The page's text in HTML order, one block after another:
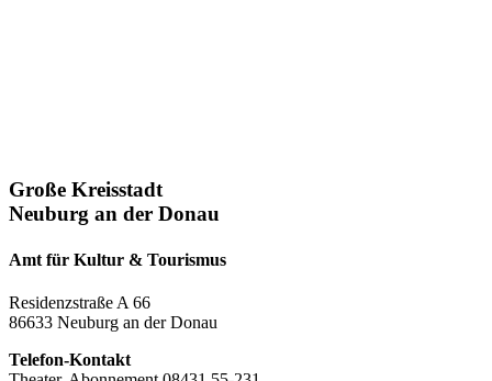
Große Kreisstadt
Neuburg an der Donau
Amt für Kultur & Tourismus
Residenzstraße A 66
86633 Neuburg an der Donau
Telefon-Kontakt